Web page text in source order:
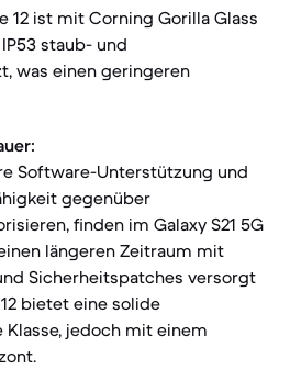
12 ist mit Corning Gorilla Glass
staub- und
was einen geringeren
Software-Unterstützung und
gegenüber
finden im Galaxy S21 5G
längeren Zeitraum mit
Sicherheitspatches versorgt
bietet eine solide
Klasse, jedoch mit einem